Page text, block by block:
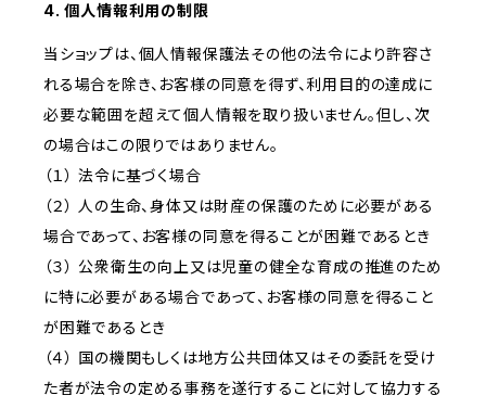
4. 個人情報利用の制限
当ショップは、個人情報保護法その他の法令により許容さ
れる場合を除き、お客様の同意を得ず、利用目的の達成に
必要な範囲を超えて個人情報を取り扱いません。但し、次
の場合はこの限りではありません。
（１） 法令に基づく場合
（２） 人の生命、身体又は財産の保護のために必要がある
場合であって、お客様の同意を得ることが困難であるとき
（３） 公衆衛生の向上又は児童の健全な育成の推進のため
に特に必要がある場合であって、お客様の同意を得ること
が困難であるとき
（４） 国の機関もしくは地方公共団体又はその委託を受け
た者が法令の定める事務を遂行することに対して協力する